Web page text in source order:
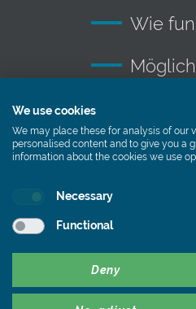
Wie
We use cookies
We may place these for analysis of our
personalised content and to give you a
information about the cookies we use
Necessary
Functional
Deny